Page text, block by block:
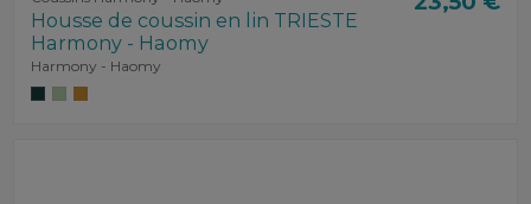
Housse de coussin en lin TRIESTE
Harmony - Haomy
Harmony - Haomy